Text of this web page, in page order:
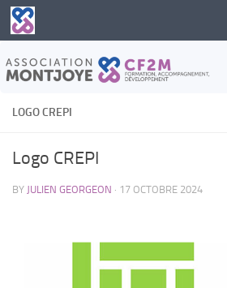
Skip to content
LOGO CREPI
Logo CREPI
BY JULIEN GEORGEON · 17 OCTOBRE 2024